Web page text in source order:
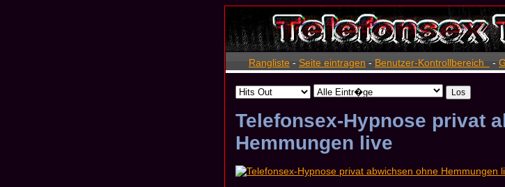
Rangliste - Seite eintragen - Benutzer-Kontrollbereich -
Telefonsex-Hypnose privat
Hemmungen live